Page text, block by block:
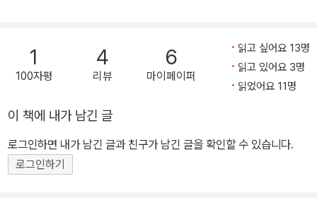
의 새로운 길을 모색하는 데 크게 기여했다. 그리고 전 세계적으로 널
리 읽힌 시학에 관한 일련의 저술, 시적 이미지와 상상력에 관한 일련
의 연구(『불의 정신분석』, 『물과 꿈』, 『공기와 꿈』, 『대지와 의지의 몽
상』, 『대지와 휴식의 몽상』)는 '테마비평'이라는 문학 비평의 새로운
지원을 받아 연구를 계속하고 있다. 지은 책으로 『앙드레 말로의 ‘인
간의 조건’: 혁명을 통한 초월과 구원』 『앙드레 말로: 소설 세계와 문
화의 창조적 정복』 『타자와 나, 숨겨진 진실』 등이 있으며, 옮긴 책으
다.
1
100자평
4
리뷰
6
마이페이퍼
읽고 싶어요 13명
읽고 있어요 3명
읽었어요 11명
이 책에 내가 남긴 글
로그인하면 내가 남긴 글과 친구가 남긴 글을 확인할 수 있습니다.
로그인하기